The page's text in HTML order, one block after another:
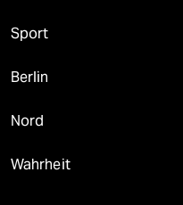
Sport
Berlin
Nord
Wahrheit